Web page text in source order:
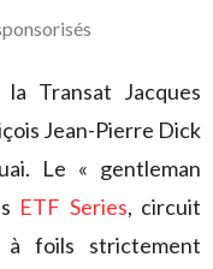
Transat Jacques
Jean-Pierre Dick
Le « gentleman
ETF Series, circuit
à foils strictement